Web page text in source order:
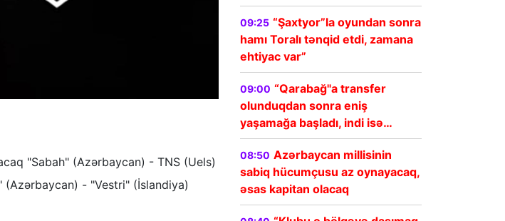
"Sabah" (Azərbaycan) - TNS (Uels)
(Azərbaycan) - "Vestri" (İslandiya)
09:25 “Şaxtyor”la oyundan sonra
hamı Toralı tənqid etdi, zamana
ehtiyac var”
09:00 “Qarabağ"a transfer
olunduqdan sonra eniş
yaşamağa başladı, indi isə…
08:50 Azərbaycan millisinin
sabiq hücumçusu az oynayacaq,
əsas kapitan olacaq